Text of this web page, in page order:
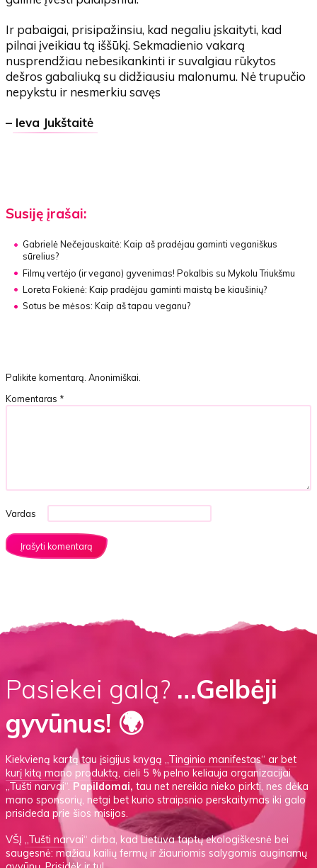
Ir pabaigai, prisipažinsiu, kad negaliu įskaityti, kad
pilnai įveikiau tą iššūkį. Sekmadienio vakarą
nusprendžiau nebesikankinti ir suvalgiau rūkytos
dešros gabaliuką su didžiausiu malonumu. Nė trupučio
nepykstu ir nesmerkiu savęs
– Ieva Jukštaitė
Susiję įrašai:
Gabrielė Nečejauskaitė: Kaip aš pradėjau gaminti veganiškus
sūrelius?
Filmų vertėjo (ir vegano) gyvenimas!Pokalbis su Mykolu Triukšmu
Loreta Fokienė: Kaip pradėjau gaminti maistą be kiaušinių?
Sotus be mėsos: Kaip aš tapau veganu?
Palikite komentarą. Anonimiškai.
Komentaras *
Vardas
Pasiekei galą? …Gelbėji
gyvūnus! 🌍
Kiekvieną kartą tau įsigijus knygą„Tinginio manifestas“ arbet
kurį kitą mano produktą, cieli 5 % pelno keliauja organizacijai
„Tušti narvai“. Papildomai, tau net nereikia nieko pirkti, nes dėka
mano sponsorių, netgi bet kurio straipsnio perskaitymas iki galo
prisideda prie šios misijos.
VŠĮ„Tušti narvai“ dirba, kad Lietuva taptų ekologiškesnė bei
saugesnė: mažiau kailių fermų ir žiauriomis salygomis auginamų